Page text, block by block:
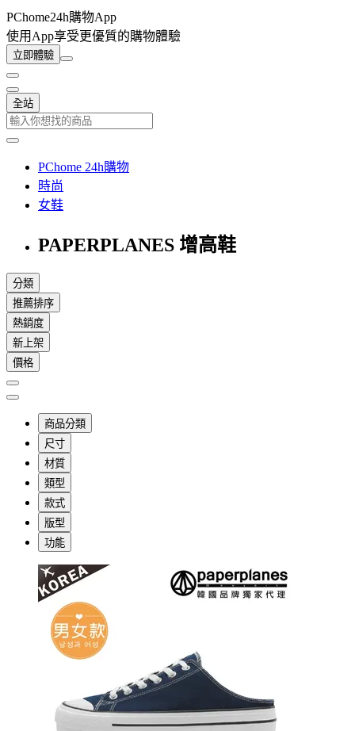
PChome24h購物App
使用App享受更優質的購物體驗
立即體驗
全站
PChome 24h購物
時尚
女鞋
PAPERPLANES 增高鞋
分類
推薦排序
熱銷度
新上架
價格
商品分類
尺寸
材質
類型
款式
版型
功能